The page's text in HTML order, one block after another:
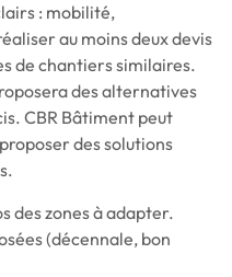
: mobilité,
au moins deux devis
de chantiers similaires.
des alternatives
CBR Bâtiment peut
des solutions
des zones à adapter.
(décennale, bon